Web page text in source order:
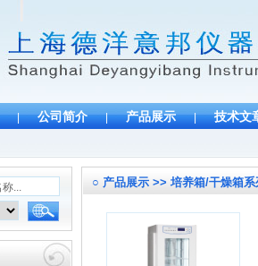
| 公司简介 | 产品展示 | 技术文
○ 产品展示 >> 培养箱/干燥箱